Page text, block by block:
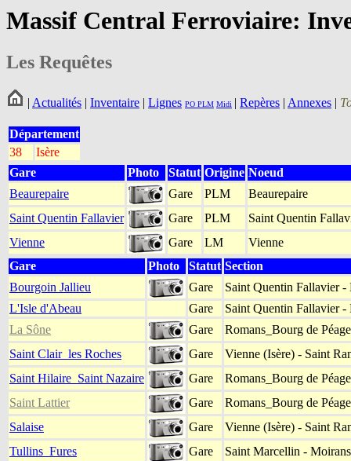
Massif Central Ferroviaire:
Les Requêtes
| Actualités | Inventaire | Lignes PO PLM Midi | Repères | Annexes |
Département
38
Isère
Gare
Photo Statut Origine Noeud
Beaurepaire
Gare PLM
Beaurepaire
Saint Quentin Fallavier
Gare PLM
Saint Quentin
Vienne
Gare LM
Vienne
Gare
Photo Statut Section
Bourgoin Jallieu
Gare
Saint Quentin Fallavier
L'Isle d'Abeau
Gare
Saint Quentin Fallavier
La Sône
Gare
Romans_Bourg de
Saint Clair_les Roches
Gare
Vienne (Isère) - Saint
Saint Hilaire_Saint Nazaire
Gare
Romans_Bourg de
Saint Lattier
Gare
Romans_Bourg de
Salaise
Gare
Vienne (Isère) - Saint
Tullins_Fures
Gare
Saint Marcellin -